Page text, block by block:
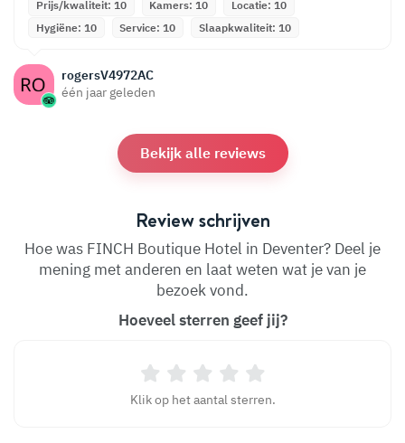
rogersV4972AC
één jaar geleden
Prijs/kwaliteit: 10 Kamers: 10
Locatie: 10
Hygiëne: 10
Service: 10 Slaapkwaliteit: 10
Bekijk alle reviews
Review schrijven
Hoe was FINCH Boutique Hotel in Deventer? Deel je
mening met anderen en laat weten wat je van je
bezoek vond.
Hoeveel sterren geef jij?
Klik op het aantal sterren.